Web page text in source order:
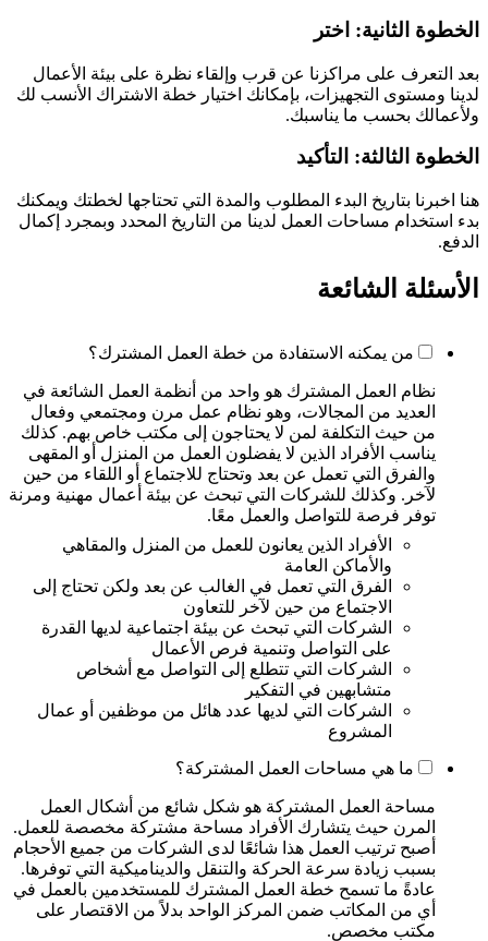
الخطوة الثانية: اختر
بعد التعرف على مراكزنا عن قرب وإلقاء نظرة على بيئة الأعمال
لدينا ومستوى التجهيزات، بإمكانك اختيار خطة الاشتراك الأنسب لك
ولأعمالك بحسب ما يناسبك.
الخطوة الثالثة: التأكيد
هنا اخبرنا بتاريخ البدء المطلوب والمدة التي تحتاجها لخطتك ويمكنك
بدء استخدام مساحات العمل لدينا من التاريخ المحدد وبمجرد إكمال
الدفع.
الأسئلة الشائعة
من يمكنه الاستفادة من خطة العمل المشترك؟
نظام العمل المشترك هو واحد من أنظمة العمل الشائعة في
العديد من المجالات، وهو نظام عمل مرن ومجتمعي وفعال
من حيث التكلفة لمن لا يحتاجون إلى مكتب خاص بهم. كذلك
يناسب الأفراد الذين لا يفضلون العمل من المنزل أو المقهى
والفرق التي تعمل عن بعد وتحتاج للاجتماع أو اللقاء من حين
لآخر. وكذلك للشركات التي تبحث عن بيئة أعمال مهنية ومرنة
توفر فرصة للتواصل والعمل معًا.
الأفراد الذين يعانون للعمل من المنزل والمقاهي
والأماكن العامة
الفرق التي تعمل في الغالب عن بعد ولكن تحتاج إلى
الاجتماع من حين لآخر للتعاون
الشركات التي تبحث عن بيئة اجتماعية لديها القدرة
على التواصل وتنمية فرص الأعمال
الشركات التي تتطلع إلى التواصل مع أشخاص
متشابهين في التفكير
الشركات التي لديها عدد هائل من موظفين أو عمال
المشروع
ما هي مساحات العمل المشتركة؟
مساحة العمل المشتركة هو شكل شائع من أشكال العمل
المرن حيث يتشارك الأفراد مساحة مشتركة مخصصة للعمل.
أصبح ترتيب العمل هذا شائعًا لدى الشركات من جميع الأحجام
بسبب زيادة سرعة الحركة والتنقل والديناميكية التي توفرها.
عادةً ما تسمح خطة العمل المشترك للمستخدمين بالعمل في
أي من المكاتب ضمن المركز الواحد بدلاً من الاقتصار على
مكتب مخصص.